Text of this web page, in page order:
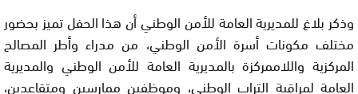
وذكر بلاغ للمديرية العامة للأمن الوطني أن هذا الحفل تميز بحضور
مختلف مكونات أسرة الأمن الوطني، من مدراء وأطر المصالح
المركزية واللاممركزة بالمديرية العامة للأمن الوطني والمديرية
العامة لمراقبة التراب الوطني، وموظفين ممارسين ومتقاعدين،